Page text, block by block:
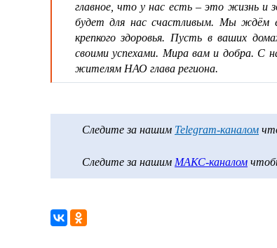
главное, что у нас есть – это жизнь и
будет для нас счастливым. Мы ждём
крепкого здоровья. Пусть в ваших
своими успехами. Мира вам и добра. С
жителям НАО глава региона.
Следите за нашим Telegram-каналом
Следите за нашим МАКС-каналом